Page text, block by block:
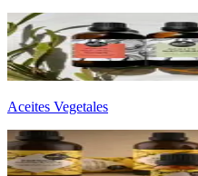
Aceites Vegetales